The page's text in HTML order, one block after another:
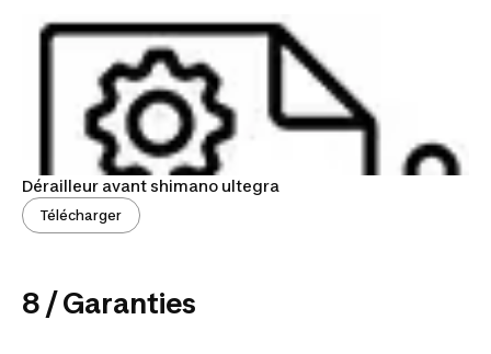
Dérailleur avant shimano ultegra
Télécharger
8 / Garanties